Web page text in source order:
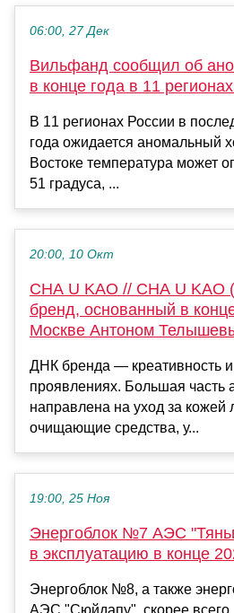
06:00, 27 Дек
Вильфанд сообщил об
в конце года в 11
В 11 регионах России в
года ожидается аномальный
Востоке температура может
51 градуса, ...
20:00, 10 Окт
CHA U KAO // CHA U
бренд, основанный в
Москве Антоном
ДНК бренда — креативность и
проявлениях. Большая часть
направлена на уход за кожей
очищающие средства, у...
19:00, 25 Ноя
Энергоблок №7 АЭС
в эксплуатацию в конце
Энергоблок №8, а также
АЭС "Сюйдапу", скорее всего,